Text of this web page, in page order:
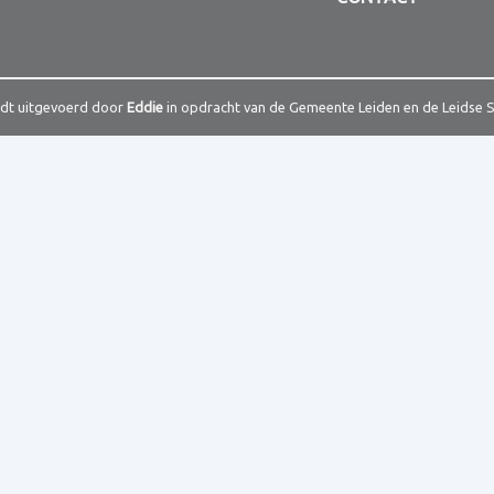
uitgevoerd door Eddie in opdracht van de Gemeente Leiden en de Leidse